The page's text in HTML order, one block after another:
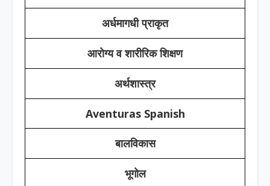
अर्धमागधी प्राकृत
आरोग्य व शारीरिक शिक्षण
अर्थशास्त्र
Aventuras Spanish
बालविकास
भूगोल